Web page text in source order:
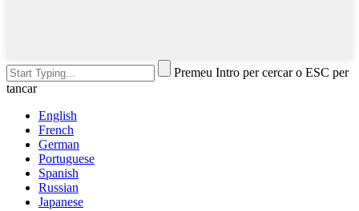
Premeu Intro per cercar o ESC per
tancar
English
French
German
Portuguese
Spanish
Russian
Japanese